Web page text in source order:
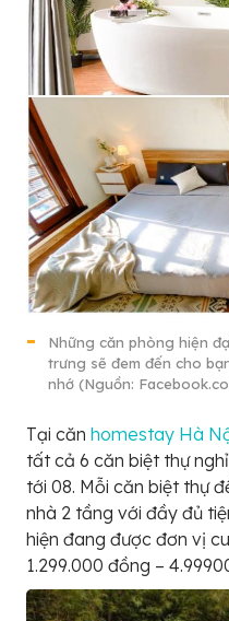
Những căn phòng hiện
trưng sẽ đem đến cho
nhớ (Nguồn:
Tại căn homestay Hà
tất cả 6 căn biệt thự
tới 08. Mỗi căn biệt thự
nhà 2 tầng với đầy đủ
hiện đang được đơn vị
1.299.000 đồng –